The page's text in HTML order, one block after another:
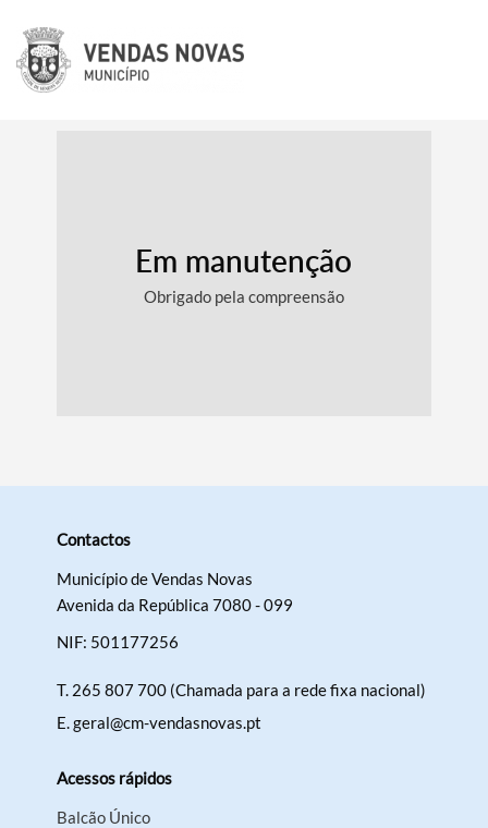
Termo de Pesquisa
Em manutenção
Obrigado pela compreensão
Contactos
Município de Vendas Novas
Avenida da República 7080 - 099
NIF: 501177256
T. 265 807 700 (Chamada para a rede fixa nacional)
E.geral@cm-vendasnovas.pt
Acessos rápidos
Balcão Único